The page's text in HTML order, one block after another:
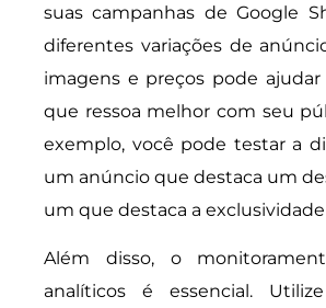
suas campanhas de Google
diferentes variações de
imagens e preços pode
que ressoa melhor com seu
exemplo, você pode testar a
um anúncio que destaca um
um que destaca a
Além disso, o
analíticos é essencial.